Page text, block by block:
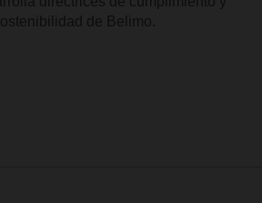
de Belimo.